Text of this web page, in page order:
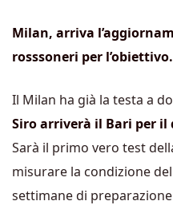
Milan, arriva
rosssoneri per l’obiettivo.
Il Milan ha già la testa a
Siro arriverà il Bari per
Sarà il primo vero test
misurare la condizione
settimane di